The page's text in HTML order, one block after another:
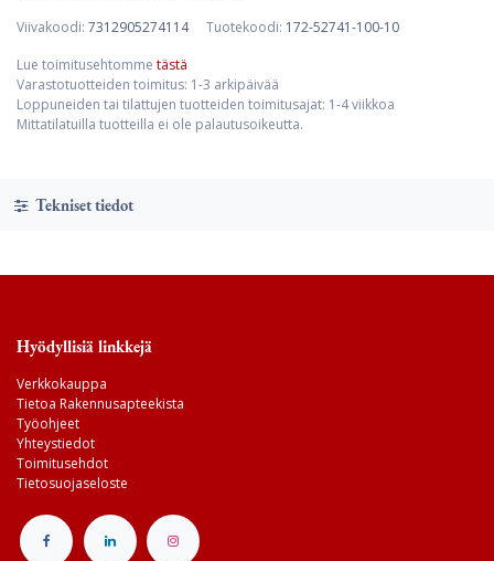
Viivakoodi: 7312905274114 Tuotekoodi: 172-52741-100-10
Lue toimitusehtomme tästä
Varastotuotteiden toimitus: 1-3 arkipäivää
Loppuneiden tai tilattujen tuotteiden toimitusajat: 1-4 viikkoa
Mittatilatuilla tuotteilla ei ole palautusoikeutta.
Tekniset tiedot
Hyödyllisiä linkkejä
Verkkokauppa
Tietoa Rakennusapteekista
Työohjeet
Yhteystiedot
Toimitusehdot
Tietosuojaseloste